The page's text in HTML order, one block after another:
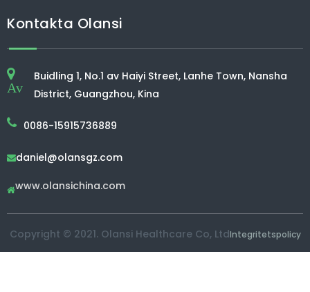
Kontakta Olansi
Av
Buidling 1, No.1 av Haiyi Street, Lanhe Town, Nansha
District, Guangzhou, Kina
0086-15915736889
daniel@olansgz.com
www.olansichina.com
Copyright © 2021. Olansi Healthcare Co, LtdIntegritetspolicy